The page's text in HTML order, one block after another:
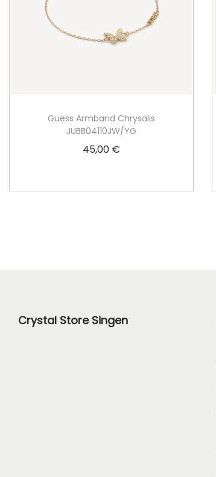
Guess Armband Chrysalis
JUBB04110JW/YG
45,00 €
Crystal Store Singen